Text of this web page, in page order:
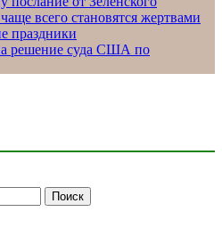
всего становятся жертвами
праздники
решение суда США по